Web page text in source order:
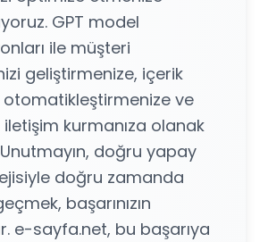
GPT model
ile müşteri
geliştirmenize, içerik
ve
kurmanıza olanak
doğru yapay
doğru zamanda
başarınızın
e-sayfa.net, bu başarıya